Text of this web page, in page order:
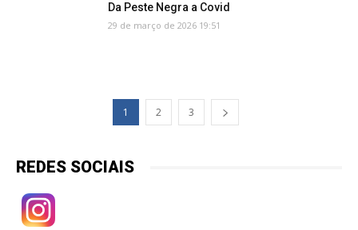
Da Peste Negra a Covid
29 de março de 2026 19:51
1 2 3
REDES SOCIAIS